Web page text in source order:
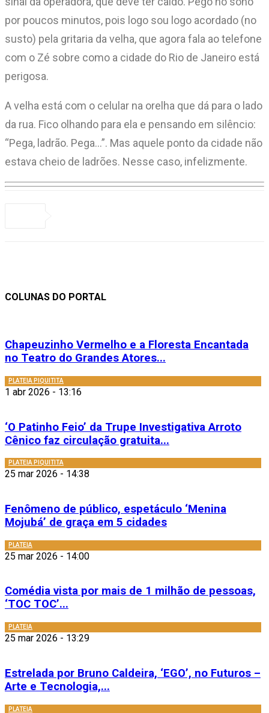
por poucos minutos, pois logo sou logo acordado (no
susto) pela gritaria da velha, que agora fala ao telefone
com o Zé sobre como a cidade do Rio de Janeiro está
perigosa.
A velha está com o celular na orelha que dá para o lado
da rua. Fico olhando para ela e pensando em silêncio:
“Pega, ladrão. Pega…”. Mas aquele ponto da cidade não
estava cheio de ladrões. Nesse caso, infelizmente.
COLUNAS DO PORTAL
Chapeuzinho Vermelho e a Floresta Encantada
no Teatro do Grandes Atores...
PLATEIA PIQUITITA
1 abr 2026 - 13:16
‘O Patinho Feio’ da Trupe Investigativa Arroto
Cênico faz circulação gratuita...
PLATEIA PIQUITITA
25 mar 2026 - 14:38
Fenômeno de público, espetáculo ‘Menina
Mojubá’ de graça em 5 cidades
PLATEIA
25 mar 2026 - 14:00
Comédia vista por mais de 1 milhão de pessoas,
‘TOC TOC’...
PLATEIA
25 mar 2026 - 13:29
Estrelada por Bruno Caldeira, ‘EGO’, no Futuros –
Arte e Tecnologia,...
PLATEIA